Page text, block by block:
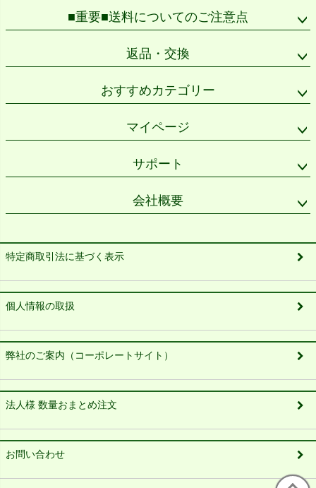
■重要■送料についてのご注意点
返品・交換
おすすめカテゴリー
マイページ
サポート
会社概要
特定商取引法に基づく表示
個人情報の取扱
弊社のご案内（コーポレートサイト）
法人様 数量おまとめ注文
お問い合わせ